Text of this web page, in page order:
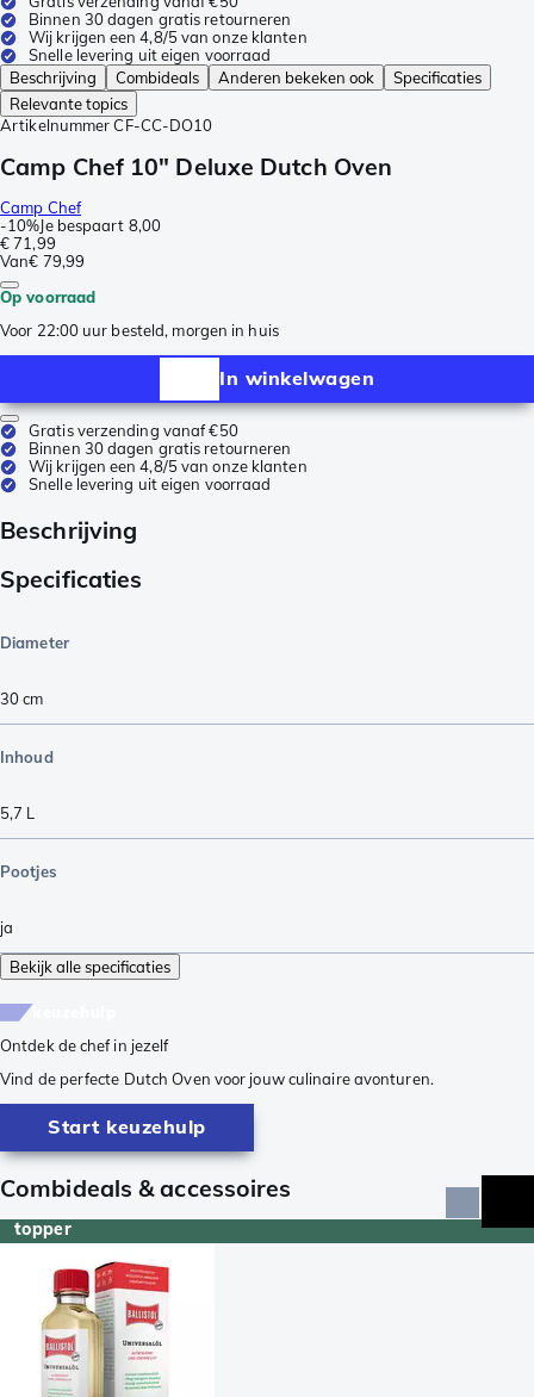
Binnen 30 dagen gratis retourneren
Wij krijgen een 4,8/5 van onze klanten
Snelle levering uit eigen voorraad
Beschrijving
Combideals Anderen bekeken ook
Specificaties
Relevante topics
Artikelnummer CF-CC-DO10
Camp Chef 10" Deluxe Dutch Oven
Camp Chef
-10%Je bespaart 8,00
€ 71,99
Van€ 79,99
Op voorraad
Voor 22:00 uur besteld, morgen in huis
In winkelwagen
Gratis verzending vanaf €50
Binnen 30 dagen gratis retourneren
Wij krijgen een 4,8/5 van onze klanten
Snelle levering uit eigen voorraad
Beschrijving
Specificaties
Diameter
30 cm
Inhoud
5,7 L
Pootjes
ja
Bekijk alle specificaties
Ontdek de chef in jezelf
Vind de perfecte Dutch Oven voor jouw culinaire avonturen.
Start keuzehulp
Combideals & accessoires
topper